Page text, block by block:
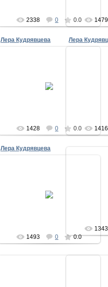
2338 0 0.0 1479
Лера Кудрявцева
1428 0 0.0
Лера
1416
Лера Кудрявцева
1493 0 0.0
1343